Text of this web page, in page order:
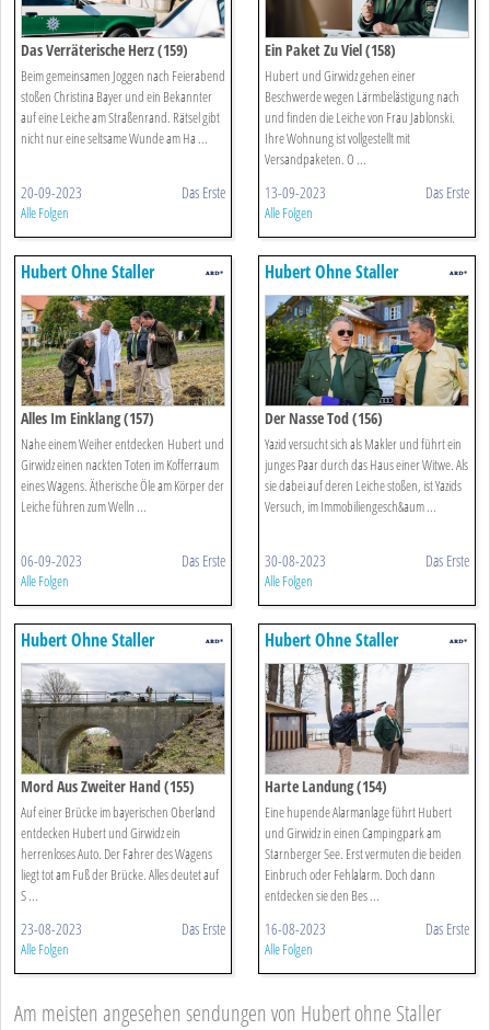
Das Verräterische Herz (159)
Beim gemeinsamen Joggen nach Feierabend
stoßen Christina Bayer und ein Bekannter
auf eine Leiche am Straßenrand. Rätsel gibt
nicht nur eine seltsame Wunde am Ha ...
20-09-2023 Das Erste
Alle Folgen
Ein Paket Zu Viel (158)
Hubert und Girwidz gehen einer
Beschwerde wegen Lärmbelästigung nach
und finden die Leiche von Frau Jablonski.
Ihre Wohnung ist vollgestellt mit
Versandpaketen. O ...
13-09-2023 Das Erste
Alle Folgen
Hubert Ohne Staller
Alles Im Einklang (157)
Nahe einem Weiher entdecken Hubert und
Girwidz einen nackten Toten im Kofferraum
eines Wagens. Ätherische Öle am Körper der
Leiche führen zum Welln ...
06-09-2023 Das Erste
Alle Folgen
Hubert Ohne Staller
Der Nasse Tod (156)
Yazid versucht sich als Makler und führt ein
junges Paar durch das Haus einer Witwe. Als
sie dabei auf deren Leiche stoßen, ist Yazids
Versuch, im Immobiliengesch&aum ...
30-08-2023 Das Erste
Alle Folgen
Hubert Ohne Staller
Mord Aus Zweiter Hand (155)
Auf einer Brücke im bayerischen Oberland
entdecken Hubert und Girwidz ein
herrenloses Auto. Der Fahrer des Wagens
liegt tot am Fuß der Brücke. Alles deutet auf
S ...
23-08-2023 Das Erste
Alle Folgen
Hubert Ohne Staller
Harte Landung (154)
Eine hupende Alarmanlage führt Hubert
und Girwidz in einen Campingpark am
Starnberger See. Erst vermuten die beiden
Einbruch oder Fehlalarm. Doch dann
entdecken sie den Bes ...
16-08-2023 Das Erste
Alle Folgen
Am meisten angesehen sendungen von Hubert ohne Staller